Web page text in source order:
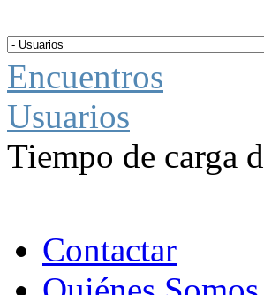
Encuentros
Usuarios
Tiempo de carga
Contactar